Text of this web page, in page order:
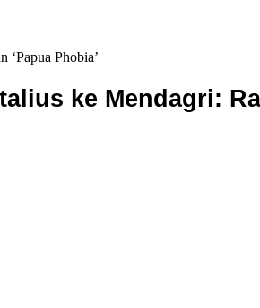
‘Papua Phobia’
ke Mendagri: